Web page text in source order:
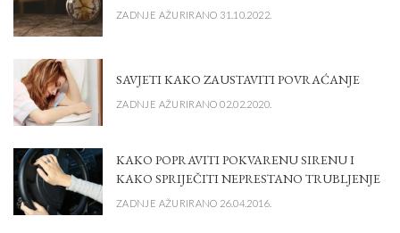
ZADNJE AŽURIRANO 31.10.2022.
SAVJETI KAKO ZAUSTAVITI POVRAĆANJE
ZADNJE AŽURIRANO 02.02.2020.
KAKO POPRAVITI POKVARENU SIRENU I
KAKO SPRIJEČITI NEPRESTANO TRUBLJENJE
ZADNJE AŽURIRANO 26.04.2016.